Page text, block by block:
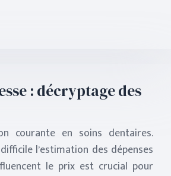
: décryptage des
courante en soins dentaires.
l’estimation des dépenses
le prix est crucial pour